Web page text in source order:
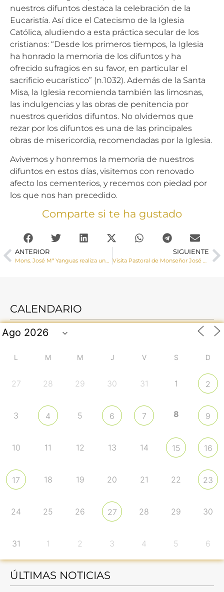
nuestros difuntos destaca la celebración de la
Eucaristía. Así dice el Catecismo de la Iglesia
Católica, aludiendo a esta práctica secular de los
cristianos: “Desde los primeros tiempos, la Iglesia
ha honrado la memoria de los difuntos y ha
ofrecido sufragios en su favor, en particular el
sacrificio eucarístico” (n.1032). Además de la Santa
Misa, la Iglesia recomienda también las limosnas,
las indulgencias y las obras de penitencia por
nuestros queridos difuntos. No olvidemos que
rezar por los difuntos es una de las principales
obras de misericordia, recomendadas por la Iglesia.
Avivemos y honremos la memoria de nuestros
difuntos en estos días, visitemos con renovado
afecto los cementerios, y recemos con piedad por
los que nos han precedido.
Comparte si te ha gustado
ANTERIOR
Mons. José Mª Yanguas realiza una Visita Pastoral a la parroquia de El Salvador (Cuenca)
SIGUIENTE
Visita Pastoral de Monseñor José María Yanguas a Villanueva de los Escuderos
CALENDARIO
L M M J V S D
27 28 29 30 31 1 2
3 4 5 6 7 8 9
10 11 12 13 14 15 16
17 18 19 20 21 22 23
24 25 26 27 28 29 30
31 1 2 3 4 5 6
ÚLTIMAS NOTICIAS